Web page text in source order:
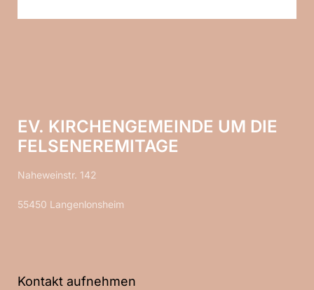
EV. KIRCHENGEMEINDE UM DIE
FELSENEREMITAGE
Naheweinstr. 142
55450 Langenlonsheim
Kontakt aufnehmen